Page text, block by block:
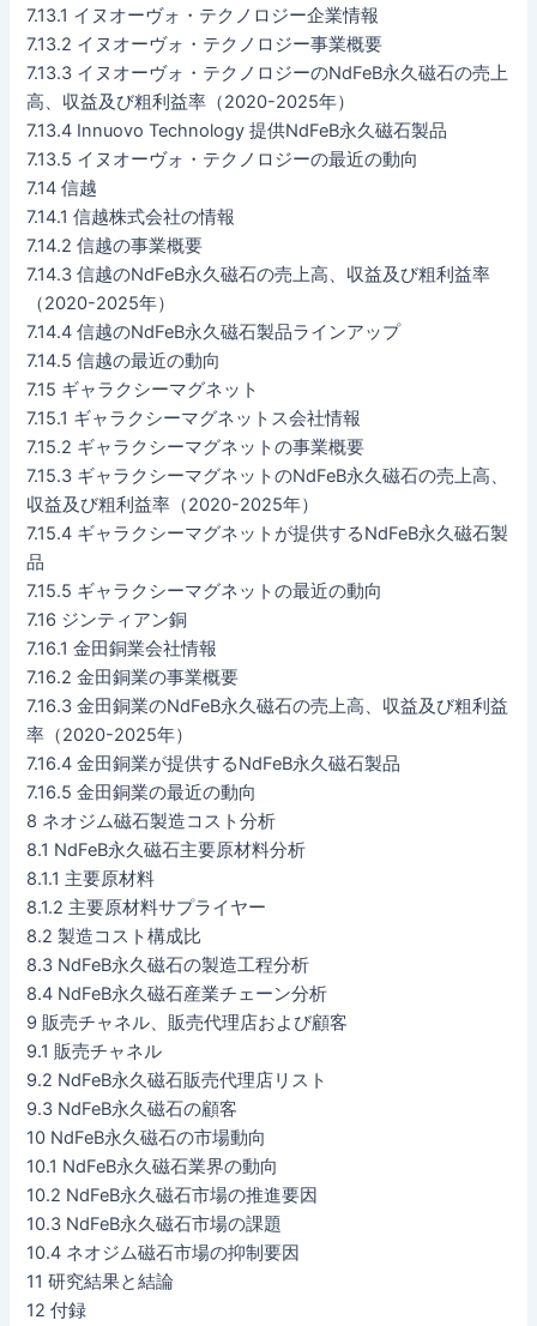
7.13.1 イヌオーヴォ・テクノロジー企業情報
7.13.2 イヌオーヴォ・テクノロジー事業概要
7.13.3 イヌオーヴォ・テクノロジーのNdFeB永久磁石の売上
高、収益及び粗利益率（2020-2025年）
7.13.4 Innuovo Technology 提供NdFeB永久磁石製品
7.13.5 イヌオーヴォ・テクノロジーの最近の動向
7.14 信越
7.14.1 信越株式会社の情報
7.14.2 信越の事業概要
7.14.3 信越のNdFeB永久磁石の売上高、収益及び粗利益率
（2020-2025年）
7.14.4 信越のNdFeB永久磁石製品ラインアップ
7.14.5 信越の最近の動向
7.15 ギャラクシーマグネット
7.15.1 ギャラクシーマグネットス会社情報
7.15.2 ギャラクシーマグネットの事業概要
7.15.3 ギャラクシーマグネットのNdFeB永久磁石の売上高、
収益及び粗利益率（2020-2025年）
7.15.4 ギャラクシーマグネットが提供するNdFeB永久磁石製
品
7.15.5 ギャラクシーマグネットの最近の動向
7.16 ジンティアン銅
7.16.1 金田銅業会社情報
7.16.2 金田銅業の事業概要
7.16.3 金田銅業のNdFeB永久磁石の売上高、収益及び粗利益
率（2020-2025年）
7.16.4 金田銅業が提供するNdFeB永久磁石製品
7.16.5 金田銅業の最近の動向
8 ネオジム磁石製造コスト分析
8.1 NdFeB永久磁石主要原材料分析
8.1.1 主要原材料
8.1.2 主要原材料サプライヤー
8.2 製造コスト構成比
8.3 NdFeB永久磁石の製造工程分析
8.4 NdFeB永久磁石産業チェーン分析
9 販売チャネル、販売代理店および顧客
9.1 販売チャネル
9.2 NdFeB永久磁石販売代理店リスト
9.3 NdFeB永久磁石の顧客
10 NdFeB永久磁石の市場動向
10.1 NdFeB永久磁石業界の動向
10.2 NdFeB永久磁石市場の推進要因
10.3 NdFeB永久磁石市場の課題
10.4 ネオジム磁石市場の抑制要因
11 研究結果と結論
12 付録